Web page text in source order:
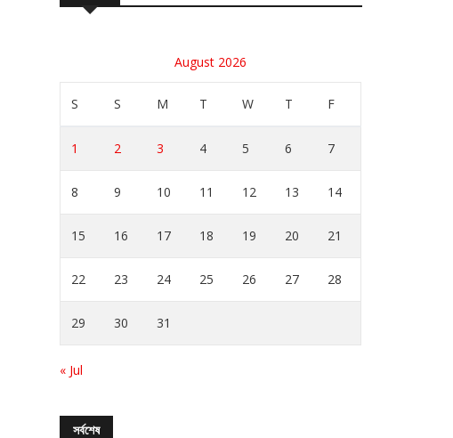
August 2026
S S M T W T F
1 2 3 4 5 6 7
8 9 10 11 12 13 14
15 16 17 18 19 20 21
22 23 24 25 26 27 28
29 30 31
« Jul
সর্বশেষ